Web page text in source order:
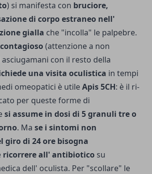
) si manifesta con bruciore,
di corpo estraneo nell'
gialla che "incolla" le palpebre.
(attenzione a non
con il resto della
una visita oculistica in tempi
omeopatici è utileApis 5CH: è il ri­
per queste forme di
si assume in dosi di 5 granuli tre o
. Ma se i sintomi non
giro di 24 ore bi­sogna
ricorrere al­l' antibiotico su
dell' oculista. Per "scollare" le